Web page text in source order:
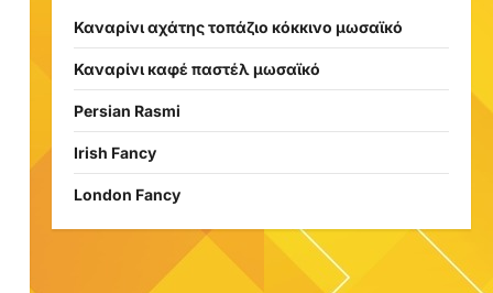
Καναρίνι αχάτης τοπάζιο κόκκινο μωσαϊκό
Καναρίνι καφέ παστέλ μωσαϊκό
Persian Rasmi
Irish Fancy
London Fancy